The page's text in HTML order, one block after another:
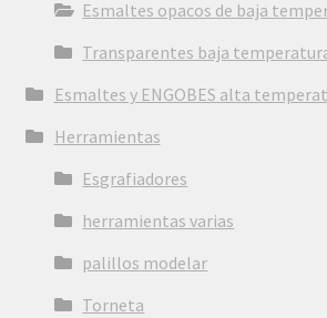
Esmaltes opacos de baja
Transparentes baja
Esmaltes y ENGOBES alta
Herramientas
Esgrafiadores
herramientas varias
palillos modelar
Torneta